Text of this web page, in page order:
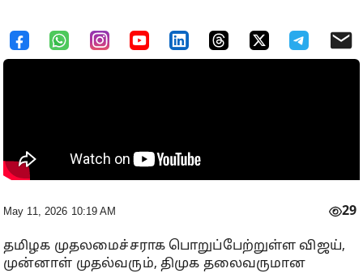
May 11, 2026 10:19 AM 29
தமிழக முதலமைச்சராக பொறுப்பேற்றுள்ள விஜய்,
முன்னாள் முதல்வரும், திமுக தலைவருமான